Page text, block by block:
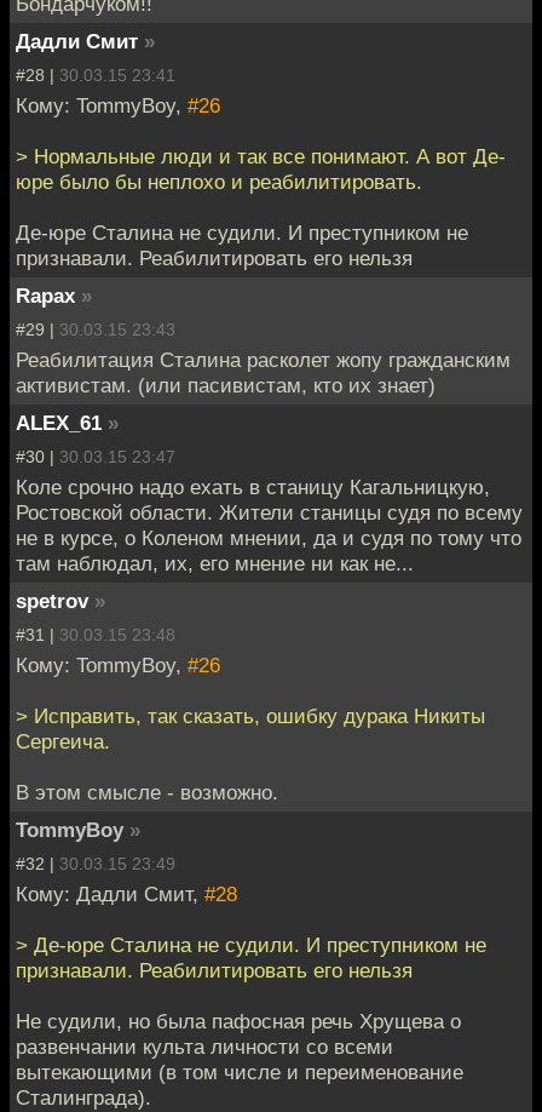
Дадли Смит »
#28 | 30.03.15 23:41
Кому: TommyBoy, #26
> Нормальные люди и так все понимают. А вот Де-
юре было бы неплохо и реабилитировать.
Де-юре Сталина не судили. И преступником не
признавали. Реабилитировать его нельзя
Rapax »
#29 | 30.03.15 23:43
Реабилитация Сталина расколет жопу гражданским
активистам. (или пасивистам, кто их знает)
ALEX_61 »
#30 | 30.03.15 23:47
Коле срочно надо ехать в станицу Кагальницкую,
Ростовской области. Жители станицы судя по всему
не в курсе, о Коленом мнении, да и судя по тому что
там наблюдал, их, его мнение ни как не...
spetrov »
#31 | 30.03.15 23:48
Кому: TommyBoy, #26
> Исправить, так сказать, ошибку дурака Никиты
Сергеича.
В этом смысле - возможно.
TommyBoy »
#32 | 30.03.15 23:49
Кому: Дадли Смит, #28
> Де-юре Сталина не судили. И преступником не
признавали. Реабилитировать его нельзя
Не судили, но была пафосная речь Хрущева о
развенчании культа личности со всеми
вытекающими (в том числе и переименование
Сталинграда).